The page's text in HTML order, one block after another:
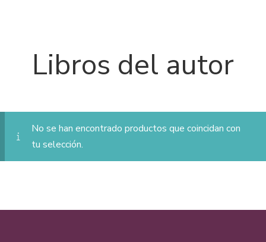
Libros del autor
No se han encontrado productos que coincidan con
tu selección.